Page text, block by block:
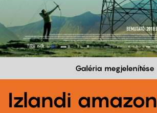
Galéria megjelenítése
Izlandi amazon